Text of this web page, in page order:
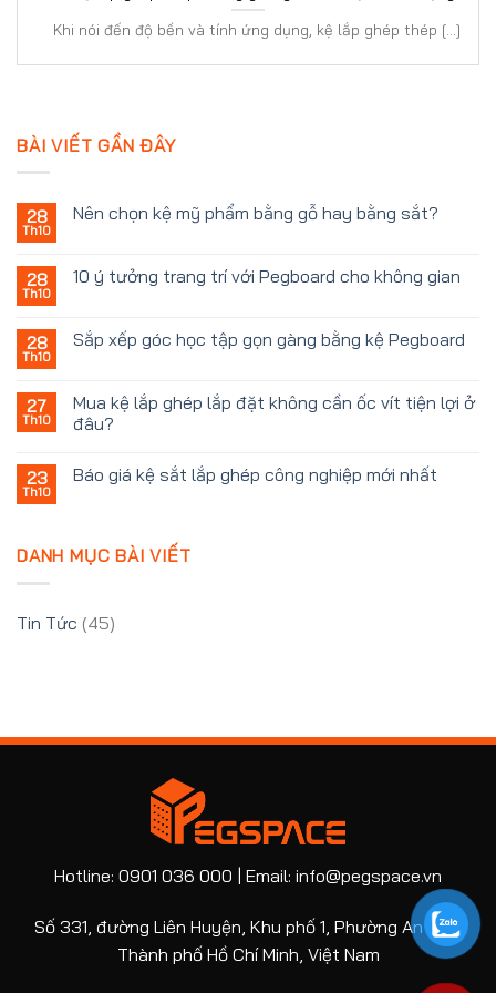
nhất
Khi nói đến độ bền và tính ứng dụng, kệ lắp ghép thép [...]
BÀI VIẾT GẦN ĐÂY
28
Th10
Nên chọn kệ mỹ phẩm bằng gỗ hay bằng sắt?
28
Th10
10 ý tưởng trang trí với Pegboard cho không gian
28
Th10
Sắp xếp góc học tập gọn gàng bằng kệ Pegboard
27
Th10
Mua kệ lắp ghép lắp đặt không cần ốc vít tiện lợi ở
đâu?
23
Th10
Báo giá kệ sắt lắp ghép công nghiệp mới nhất
DANH MỤC BÀI VIẾT
Tin Tức (45)
Hotline: 0901 036 000 | Email: info@pegspace.vn
Số 331, đường Liên Huyện, Khu phố 1, Phường An Phú,
Thành phố Hồ Chí Minh, Việt Nam